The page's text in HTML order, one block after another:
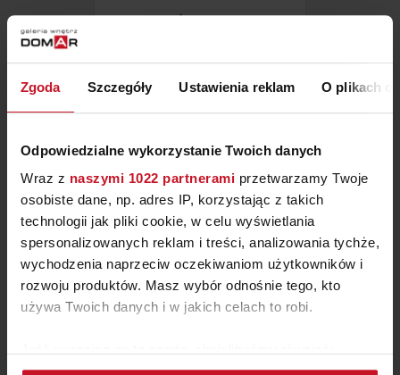
Zgoda Szczegóły Ustawienia reklam O plikach
Odpowiedzialne wykorzystanie Twoich danych
Wraz z naszymi 1022 partnerami przetwarzamy Twoje
osobiste dane, np. adres IP, korzystając z takich
technologii jak pliki cookie, w celu wyświetlania
spersonalizowanych reklam i treści, analizowania tychże,
wychodzenia naprzeciw oczekiwaniom użytkowników i
rozwoju produktów. Masz wybór odnośnie tego, kto
używa Twoich danych i w jakich celach to robi.
NAROŻNIK INES 5P
19 350 ZŁ
SZEZLONG FAZ